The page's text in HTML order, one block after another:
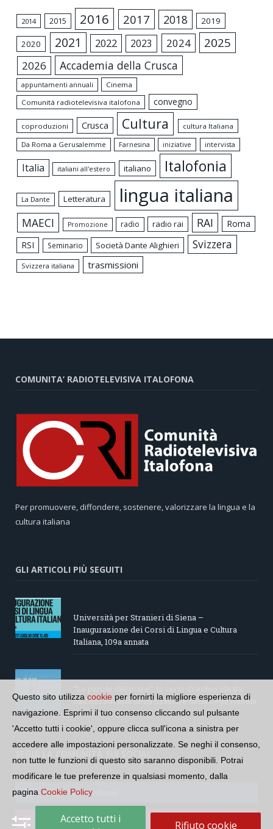
2014 2015 2016 2017 2018 2019
2020 2021 2022 2023 2024 2025
2026 Accademia della Crusca
appuntamenti annuali
Cinema
Comunità radiotelevisiva italofona
convegno
coproduzioni Crusca Cultura
cultura Italiana
Da Roma a Gerusalemme
Farnesina iniziative intervista
Italia italiani all'estero italiano Italofonia
La Dante Letteratura lingua italiana
MAECI Promozione radio radio rai RAI
Roma
RSI
Seminario Società Dante Alighieri Svizzera
Svizzera italiana trasmissioni
COMUNITA’ RADIOTELEVISIVA ITALOFONA
Per promuovere, diffondere, sostenere, valorizzare la lingua e la
cultura italiana
GLI ARTICOLI PIÙ SEGUITI
Università per Stranieri di Siena –
Inaugurazione dei Corsi di Lingua e Cultura
Italiana, 109a annata
dall’Accademia della Crusca e dalla Lega Navale
italiana
Seguici su Facebook
Seguici su Instagram
Questo sito utilizza cookie per fornirti la migliore esperienza di
navigazione. Esprimi il tuo consenso cliccando sul pulsante
'Accetto tutti i cookie', oppure clicca sull'icona a sinistra per
accedere alle impostazioni personalizzate. Se neghi il consenso,
non tutte le funzioni di questo sito saranno disponibili. Potrai
modificare le tue preferenze in qualsiasi momento, dalla
pagina Cookie Policy
Accetto tutti i
Rifiuto cookie